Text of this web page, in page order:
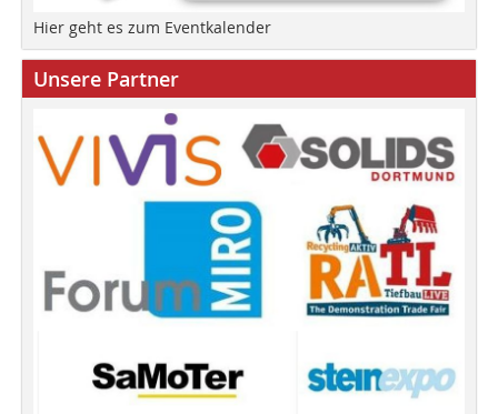
Hier geht es zum Eventkalender
Unsere Partner